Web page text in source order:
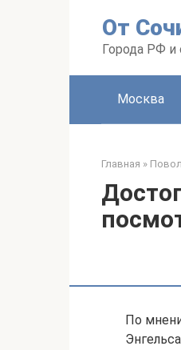
От
Города РФ и
Москва
Главная »
По